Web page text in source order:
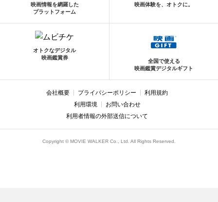
映画情報を網羅した
プラットフォーム
映画体験を、オトクに。
オトクなデジタル
映画鑑賞券
全国で使える
映画鑑賞デジタルギフト
会社概要 プライバシーポリシー
利用規約
利用環境
お問い合わせ
利用者情報の外部送信について
Copyright © MOVIE WALKER Co., Ltd. All Rights Reserved.